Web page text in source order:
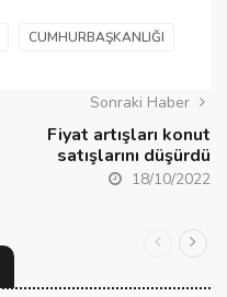
CUMHURBAŞKANLIĞI
Sonraki Haber
Fiyat artışları konut
satışlarını düşürdü
18/10/2022